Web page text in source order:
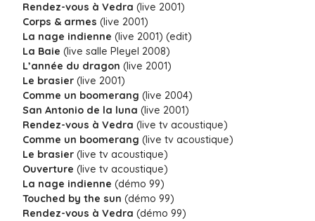
Rendez-vous à Vedra (live 2001)
Corps & armes (live 2001)
La nage indienne (live 2001) (edit)
La Baie (live salle Pleyel 2008)
L’année du dragon (live 2001)
Le brasier (live 2001)
Comme un boomerang (live 2004)
San Antonio de la luna (live 2001)
Rendez-vous à Vedra (live tv acoustique)
Comme un boomerang (live tv acoustique)
Le brasier (live tv acoustique)
Ouverture (live tv acoustique)
La nage indienne (démo 99)
Touched by the sun (démo 99)
Rendez-vous à Vedra (démo 99)